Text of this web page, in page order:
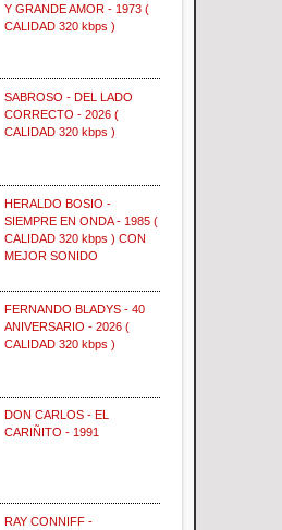
Y GRANDE AMOR - 1973 (
CALIDAD 320 kbps )
SABROSO - DEL LADO
CORRECTO - 2026 (
CALIDAD 320 kbps )
HERALDO BOSIO -
SIEMPRE EN ONDA - 1985 (
CALIDAD 320 kbps ) CON
MEJOR SONIDO
FERNANDO BLADYS - 40
ANIVERSARIO - 2026 (
CALIDAD 320 kbps )
DON CARLOS - EL
CARIÑITO - 1991
RAY CONNIFF -